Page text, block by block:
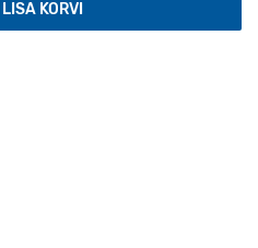
LISA KORVI